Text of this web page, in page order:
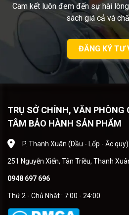
Cam kết luôn đem đến sự hài
sách giá cả và
ĐĂNG KÝ TƯ
TRỤ SỞ CHÍNH, VĂN PHÒNG
TÂM BẢO HÀNH SẢN PHẨM
P. Thanh Xuân (Dầu - Lốp - Ắc quy)
251 Nguyễn Xiển, Tân Triều, Thanh
0948 697 696
Thứ 2 - Chủ Nhật : 7:00 - 24:00